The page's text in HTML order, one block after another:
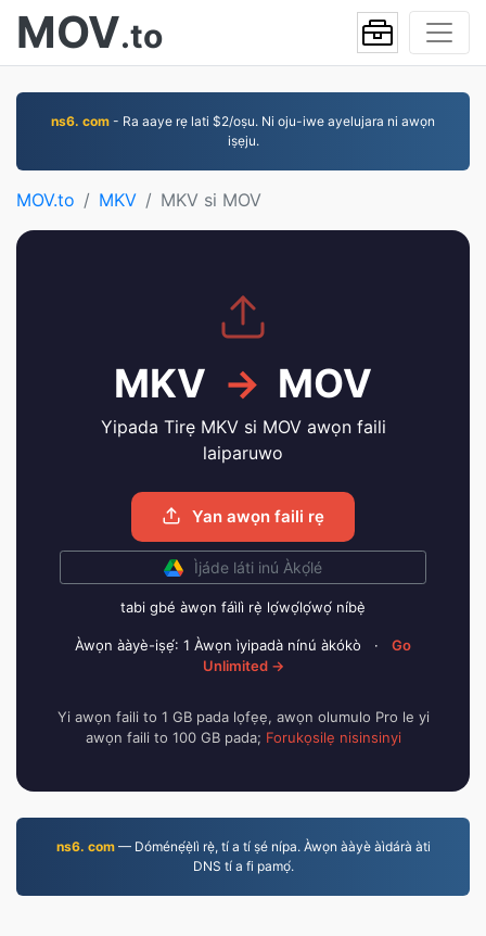
MOV.to
ns6. com - Ra aaye rẹ lati $2/oṣu. Ni oju-iwe ayelujara ni awọn
iṣẹju.
MOV.to MKV MKV si MOV
MKV → MOV
Yipada Tirẹ MKV si MOV awọn faili
laiparuwo
Yan awọn faili rẹ
Ìjáde láti inú Àkọ́lé
tabi gbé àwọn fáìlì rẹ̀ lọ́wọ́lọ́wọ́ níbẹ̀
Àwọn ààyè-iṣẹ́: 1 Àwọn ìyipadà nínú àkókò ·
Go
Unlimited →
Yi awọn faili to 1 GB pada lọfẹẹ, awọn olumulo Pro le yi
awọn faili to 100 GB pada; Forukọsilẹ nisinsinyi
ns6. com— Dóménẹ́ẹ̀lì rẹ̀, tí a tí ṣé nípa. Àwọn ààyè àìdárà àti
DNS tí a fi pamọ́.